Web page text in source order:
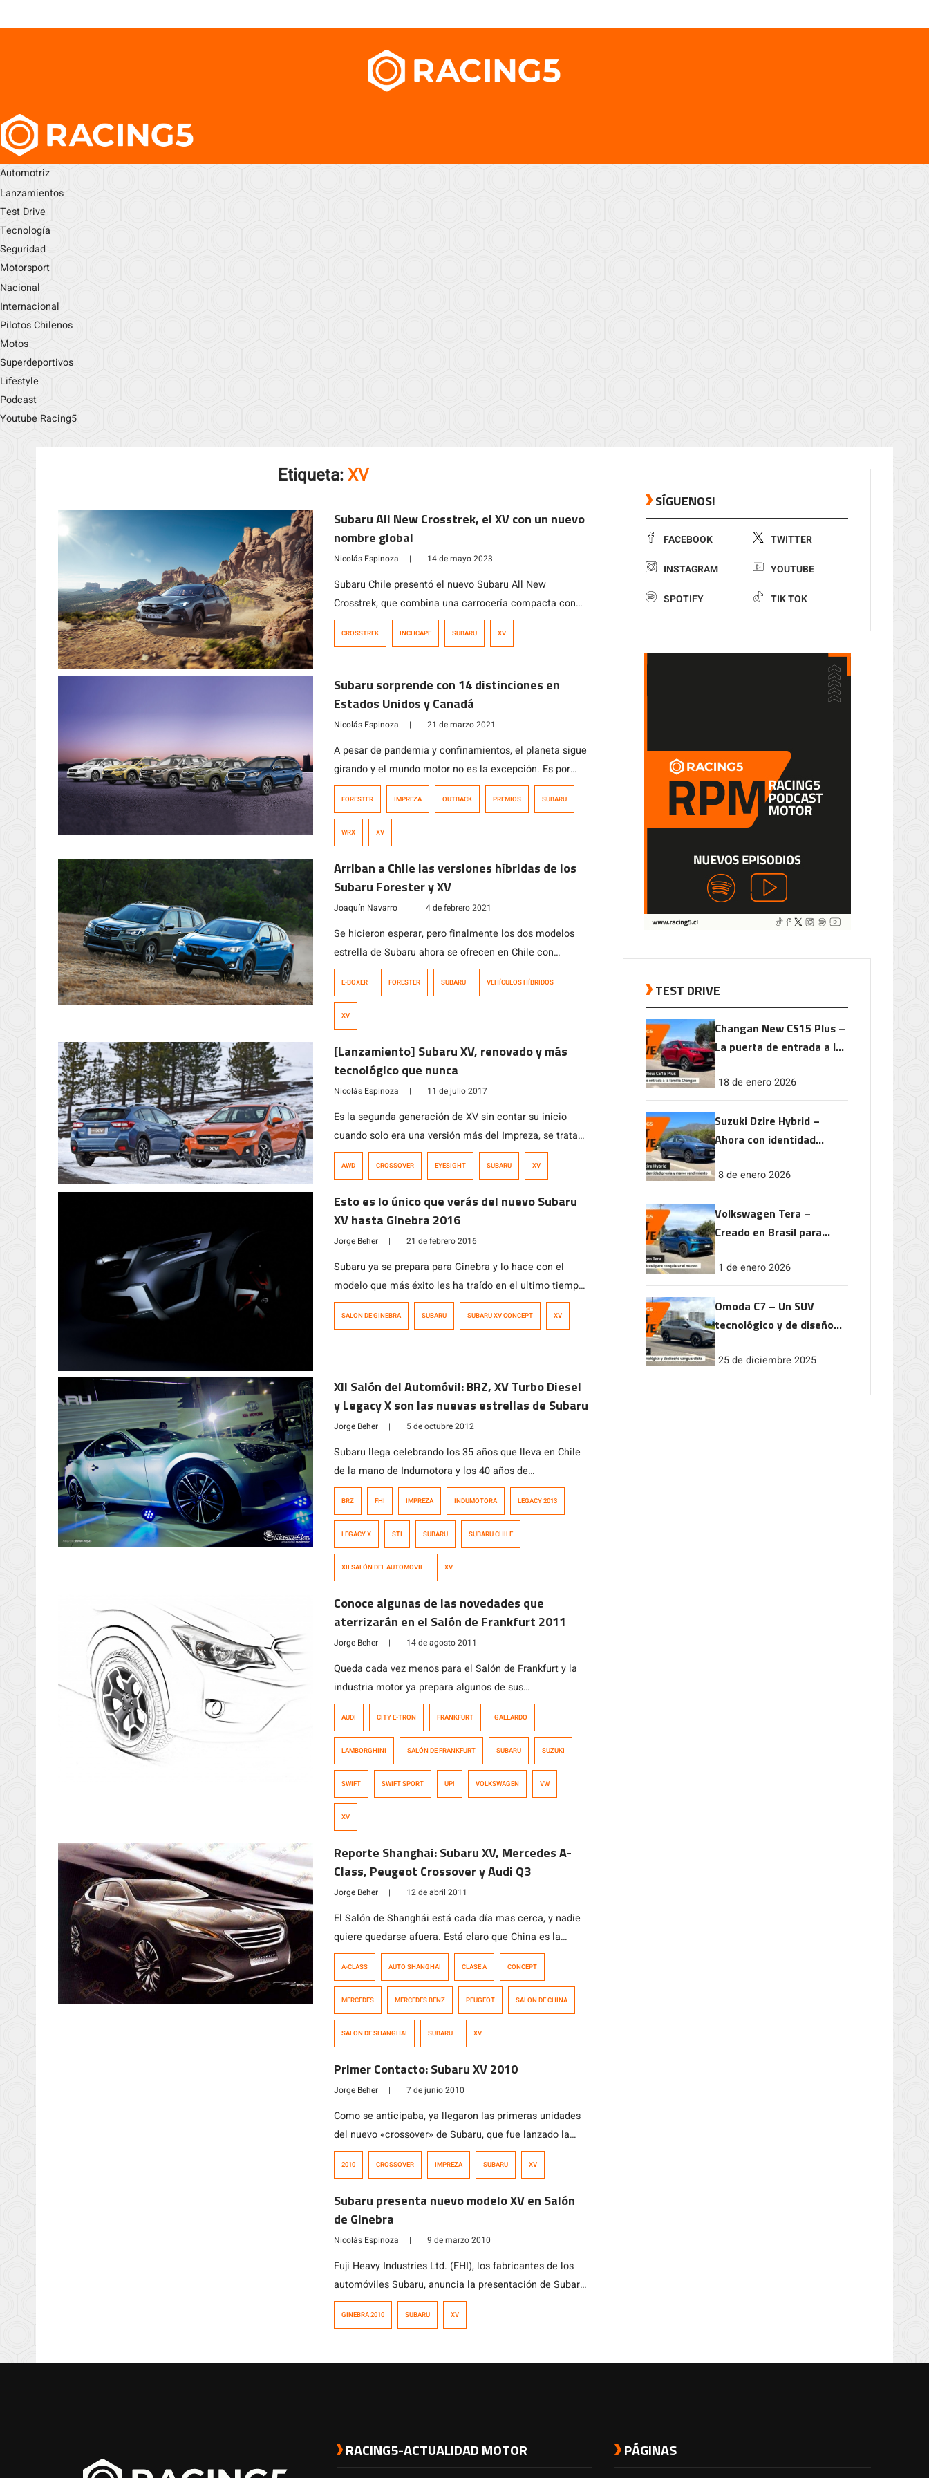
Automotriz
Lanzamientos
Test Drive
Tecnología
Seguridad
Motorsport
Nacional
Internacional
Pilotos Chilenos
Motos
Superdeportivos
Lifestyle
Podcast
Youtube Racing5
Etiqueta:XV
Subaru All New Crosstrek, el XV con un nuevo
nombre global
Nicolás Espinoza | 14 de mayo 2023
Subaru Chile presentó el nuevo Subaru All New
Crosstrek, que combina una carrocería compacta con
diseño resistente, deportivo y de gran performance
versátil ideal para cualquier condición de camino o
clima en la ciudad o para aventuras […]
CROSSTREK INCHCAPE SUBARU XV
Subaru sorprende con 14 distinciones en
Estados Unidos y Canadá
Nicolás Espinoza | 21 de marzo 2021
A pesar de pandemia y confinamientos, el planeta sigue
girando y el mundo motor no es la excepción. Es por
ello que los distintos medios y asociaciones alrededor
del globo continúan premiando a las marcas
destacan en la industria. En lo que va del año, Subaru
[…]
FORESTER IMPREZA OUTBACK PREMIOS SUBARU
WRX XV
Arriban a Chile las versiones híbridas de los
Subaru Forester y XV
Joaquín Navarro | 4 de febrero 2021
Se hicieron esperar, pero finalmente los dos modelos
estrella de Subaru ahora se ofrecen en Chile con
mecánicas híbridas más eficientes. Todas las versiones
añadidas —dos para el Forester y una para el XV—
de propulsión eléctrico, el que, si bien no suma potencia
máxima, […]
E-BOXER FORESTER SUBARU VEHÍCULOS HÍBRIDOS
XV
[Lanzamiento] Subaru XV, renovado y más
tecnológico que nunca
Nicolás Espinoza | 11 de julio 2017
Es la segunda generación de XV sin contar su inicio
cuando solo era una versión más del Impreza, se trata
del renovado Subaru XV que llega a Chile como el
segundo modelo montado sobre la Subaru Global
nipona para los próximos 5 años. Monta un […]
AWD CROSSOVER EYESIGHT SUBARU XV
Esto es lo único que verás del nuevo Subaru
XV hasta Ginebra 2016
Jorge Beher | 21 de febrero 2016
Subaru ya se prepara para Ginebra y lo hace con el
modelo que más éxito les ha traído en el ultimo tiempo.
Tras los conceptos del nuevo Impreza, también se
asoma el nuevo XV, basado en la misma plataforma,
SALON DE GINEBRA SUBARU SUBARU XV CONCEPT XV
XII Salón del Automóvil: BRZ, XV Turbo Diesel
y Legacy X son las nuevas estrellas de Subaru
Jorge Beher | 5 de octubre 2012
Subaru llega celebrando los 35 años que lleva en Chile
de la mano de Indumotora y los 40 años de
su tecnología Symmetrical All Wheel Drive. Por lo
galardonada y considerada por Fuji Heavy Industries en
Japón. En esta versión del Salón del Automóvil de
Santiago […]
BRZ FHI IMPREZA INDUMOTORA LEGACY 2013
LEGACY X STI SUBARU SUBARU CHILE
XII SALÓN DEL AUTOMOVIL XV
Conoce algunas de las novedades que
aterrizarán en el Salón de Frankfurt 2011
Jorge Beher | 14 de agosto 2011
Queda cada vez menos para el Salón de Frankfurt y la
industria motor ya prepara algunos de sus
lanzamientos, los que han estado apareciendo en
juntamos algunos de estos en nuestro primer reporte
sobre las novedades que mostrará el afamado Salón
cuando abra sus puertas a los […]
AUDI CITY E-TRON FRANKFURT GALLARDO
LAMBORGHINI SALÓN DE FRANKFURT SUBARU SUZUKI
SWIFT SWIFT SPORT UP! VOLKSWAGEN VW
XV
Reporte Shanghai: Subaru XV, Mercedes A-
Class, Peugeot Crossover y Audi Q3
Jorge Beher | 12 de abril 2011
El Salón de Shanghái está cada día mas cerca, y nadie
quiere quedarse afuera. Está claro que China es la
nueva frontera a conquistar tras la apertura de sus
exclusivos y conceptos pensados exclusivamente para
ese mercado. Marcas […]
A-CLASS AUTO SHANGHAI CLASE A CONCEPT
MERCEDES MERCEDES BENZ PEUGEOT SALON DE CHINA
SALON DE SHANGHAI SUBARU XV
Primer Contacto: Subaru XV 2010
Jorge Beher | 7 de junio 2010
Como se anticipaba, ya llegaron las primeras unidades
del nuevo «crossover» de Subaru, que fue lanzado la
semana pasada. El XV está basado en la plataforma del
distanciarlo de la imagen mas deportiva del Impreza y
acercarlo […]
2010 CROSSOVER IMPREZA SUBARU XV
Subaru presenta nuevo modelo XV en Salón
de Ginebra
Nicolás Espinoza | 9 de marzo 2010
Fuji Heavy Industries Ltd. (FHI), los fabricantes de los
automóviles Subaru, anuncia la presentación de Subaru
XV -como premier a nivel mundial- en el 80º Salón
premier a nivel europeo. También se presenta en
GINEBRA 2010 SUBARU XV
SÍGUENOS!
FACEBOOK TWITTER
INSTAGRAM YOUTUBE
SPOTIFY TIK TOK
TEST DRIVE
Changan New CS15 Plus –
La puerta de entrada a la
18 de enero 2026
Suzuki Dzire Hybrid –
Ahora con identidad
rendimiento
8 de enero 2026
Volkswagen Tera –
Creado en Brasil para
1 de enero 2026
Omoda C7 – Un SUV
tecnológico y de diseño
25 de diciembre 2025
RACING5-ACTUALIDAD MOTOR PÁGINAS